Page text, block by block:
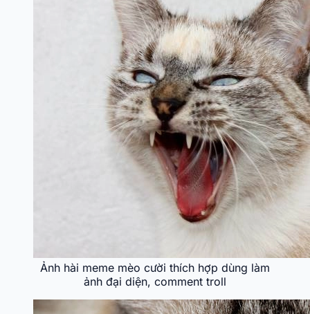
Ảnh hài meme mèo cười thích hợp dùng làm
ảnh đại diện, comment troll